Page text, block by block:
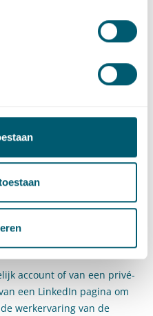
de werkgever
van de
van de sollicitant
de werkgever aan de
8 aanhef en onder f
spelen de volgende
De werkgever mag slechts
account of van een privé-
een LinkedIn pagina om
werkervaring van de